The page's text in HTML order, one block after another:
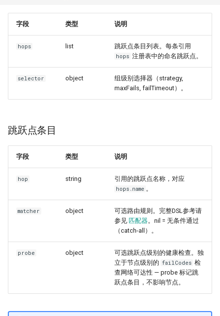
字段 类型 说明
hops list 跳跃点条目列表。每条引用
hops 注册表中的命名跳跃点。
selector object
组级别选择器（strategy,
maxFails, failTimeout）。
跳跃点条目
字段 类型 说明
hop string 引用的跳跃点名称，对应
hops.name 。
matcher object
可选路由规则。完整DSL参考请
参见 匹配器。nil = 无条件通过
（catch-all）。
probe object
可选跳跃点级别的健康检查。独
立于节点级别的 failCodes 检
查网络可达性 — probe 标记跳
跃点条目，不影响节点。